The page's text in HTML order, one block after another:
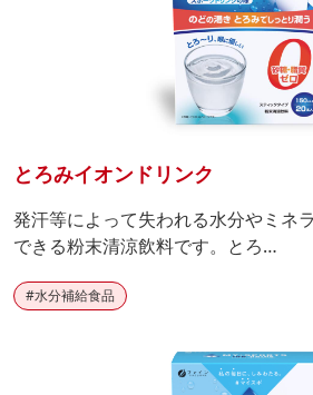
とろみイオンドリンク
発汗等によって失われる水分やミネ
できる粉末清涼飲料です。とろ…
#水分補給食品